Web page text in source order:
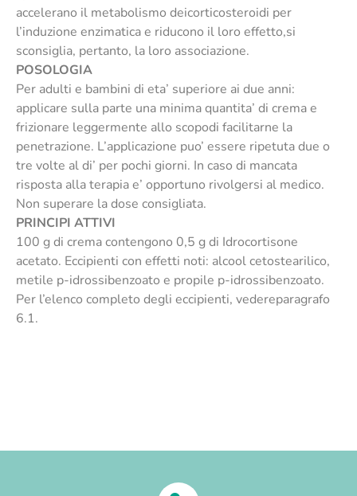
accelerano il metabolismo deicorticosteroidi per
l’induzione enzimatica e riducono il loro effetto,si
sconsiglia, pertanto, la loro associazione.
POSOLOGIA
Per adulti e bambini di eta’ superiore ai due anni:
applicare sulla parte una minima quantita’ di crema e
frizionare leggermente allo scopodi facilitarne la
penetrazione. L’applicazione puo’ essere ripetuta due o
tre volte al di’ per pochi giorni. In caso di mancata
risposta alla terapia e’ opportuno rivolgersi al medico.
Non superare la dose consigliata.
PRINCIPI ATTIVI
100 g di crema contengono 0,5 g di Idrocortisone
acetato. Eccipienti con effetti noti: alcool cetostearilico,
metile p-idrossibenzoato e propile p-idrossibenzoato.
Per l’elenco completo degli eccipienti, vedereparagrafo
6.1.